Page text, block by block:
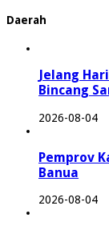
Daerah
Jelang
Bincang
2026-08-04
Pemprov
Banua
2026-08-04